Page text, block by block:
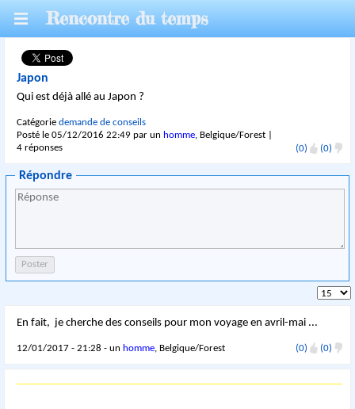
Rencontre du temps
Japon
Qui est déjà allé au Japon ?
Catégoriedemande de conseils
Posté le 05/12/2016 22:49 par un homme, Belgique/Forest |
4 réponses
(0) (0)
Répondre
En fait, je cherche des conseils pour mon voyage en avril-mai ...
12/01/2017 - 21:28 - un homme, Belgique/Forest (0) (0)